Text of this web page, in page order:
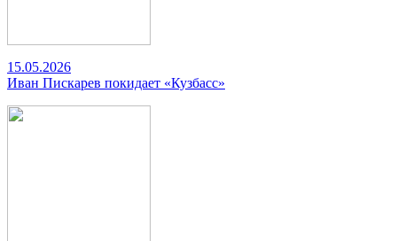
15.05.2026
Иван Пискарев покидает «Кузбасс»